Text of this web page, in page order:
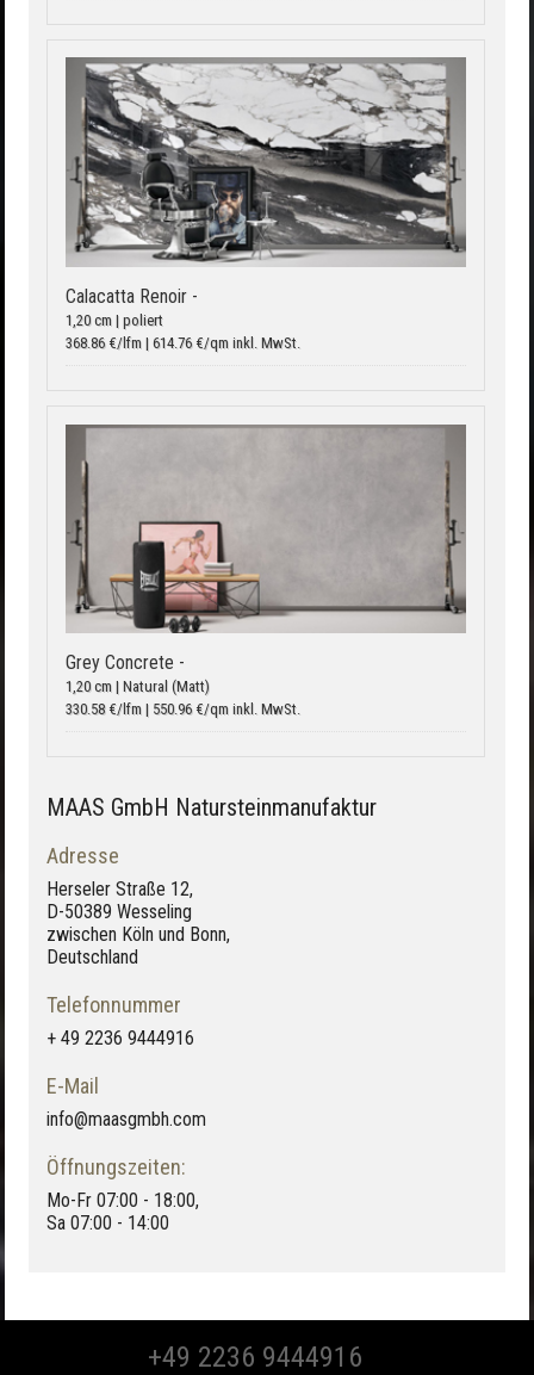
Calacatta Renoir -
1,20 cm | poliert
368.86 €/lfm | 614.76 €/qm inkl. MwSt.
Grey Concrete -
1,20 cm | Natural (Matt)
330.58 €/lfm | 550.96 €/qm inkl. MwSt.
MAAS GmbH Natursteinmanufaktur
Adresse
Herseler Straße 12,
D-50389 Wesseling
zwischen Köln und Bonn,
Deutschland
Telefonnummer
+ 49 2236 9444916
E-Mail
info@maasgmbh.com
Öffnungszeiten:
Mo-Fr 07:00 - 18:00,
Sa 07:00 - 14:00
+49 2236 9444916